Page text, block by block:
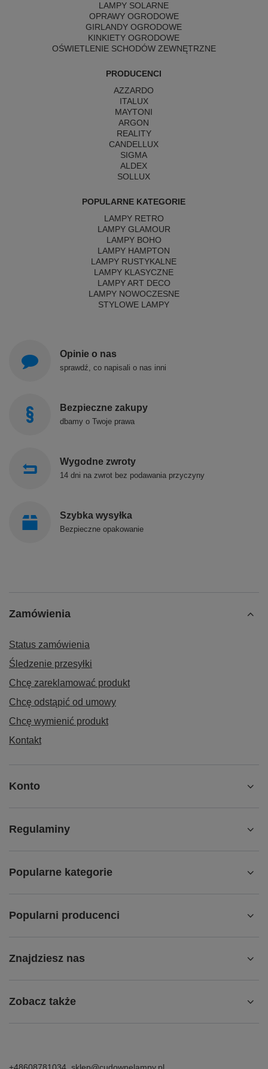
LAMPY SOLARNE
OPRAWY OGRODOWE
GIRLANDY OGRODOWE
KINKIETY OGRODOWE
OŚWIETLENIE SCHODÓW ZEWNĘTRZNE
PRODUCENCI
AZZARDO
ITALUX
MAYTONI
ARGON
REALITY
CANDELLUX
SIGMA
ALDEX
SOLLUX
POPULARNE KATEGORIE
LAMPY RETRO
LAMPY GLAMOUR
LAMPY BOHO
LAMPY HAMPTON
LAMPY RUSTYKALNE
LAMPY KLASYCZNE
LAMPY ART DECO
LAMPY NOWOCZESNE
STYLOWE LAMPY
Opinie o nas
sprawdź, co napisali o nas inni
Bezpieczne zakupy
dbamy o Twoje prawa
Wygodne zwroty
14 dni na zwrot bez podawania przyczyny
Szybka wysyłka
Bezpieczne opakowanie
Zamówienia
Status zamówienia
Śledzenie przesyłki
Chcę zareklamować produkt
Chcę odstąpić od umowy
Chcę wymienić produkt
Kontakt
Konto
Regulaminy
Popularne kategorie
Popularni producenci
Znajdziesz nas
Zobacz także